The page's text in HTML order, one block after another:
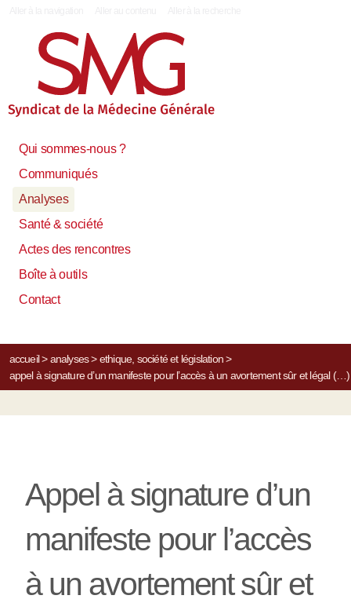
Qui sommes-nous ?
Communiqués
Analyses
Santé & société
Actes des rencontres
Boîte à outils
Contact
accueil> analyses> ethique, société et législation>
appel à signature d’un manifeste pour l’accès à un avortement sûr et légal (…)
Appel à signature d’un
manifeste pour l’accès
à un avortement sûr et